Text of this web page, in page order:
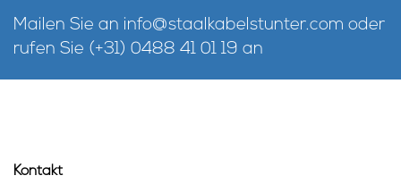
Mailen Sie an info@staalkabelstunter.com oder
rufen Sie (+31) 0488 41 01 19 an
Kontakt